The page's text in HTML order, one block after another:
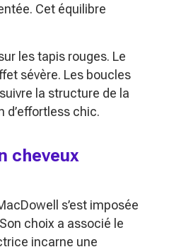
Cet équilibre
les tapis rouges. Le
sévère. Les boucles
la structure de la
d’effortless chic.
cheveux
s’est imposée
choix a associé le
incarne une